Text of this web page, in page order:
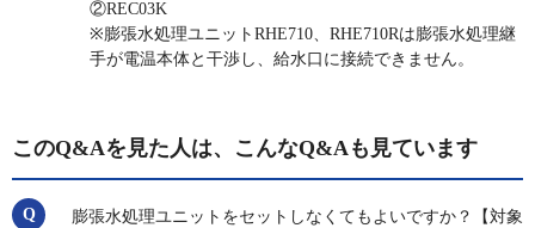
②REC03K
※膨張水処理ユニットRHE710、RHE710Rは膨張水処理継
手が電温本体と干渉し、給水口に接続できません。
このQ&Aを見た人は、こんなQ&Aも見ています
膨張水処理ユニットをセットしなくてもよいですか？【対象